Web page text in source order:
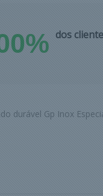
dos
durável Gp Inox